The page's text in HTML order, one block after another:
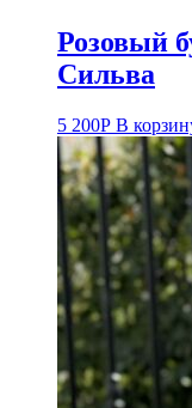
Розовый
Сильва
5 200Р В